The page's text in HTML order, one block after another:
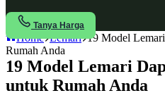
Tanya Harga
Home Lemari 19 Model
Rumah Anda
19 Model Lemari
untuk Rumah Anda